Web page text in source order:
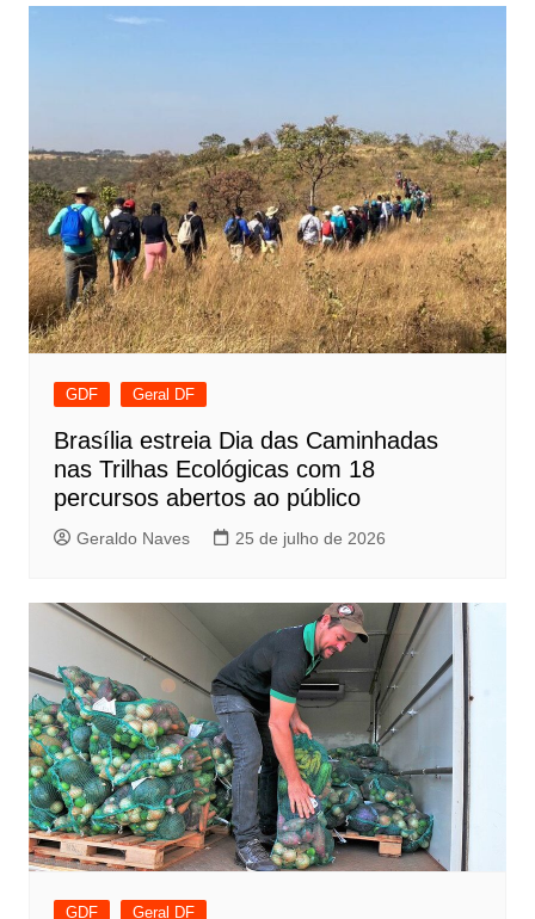
GDF Geral DF
Brasília estreia Dia das Caminhadas
nas Trilhas Ecológicas com 18
percursos abertos ao público
Geraldo Naves 25 de julho de 2026
GDF Geral DF